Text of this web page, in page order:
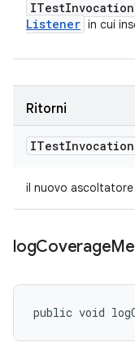
ITestInvocation
Listener in cui
Ritorni
ITestInvocation
il nuovo
logCoverage
public void